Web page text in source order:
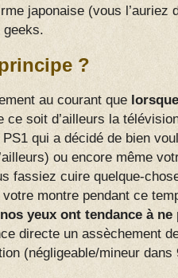
japonaise (vous l’auriez
geeks.
?
au courant que
ce soit d’ailleurs la
qui a décidé de bien
ou encore même
fassiez cuire quelque-
montre pendant ce
nos yeux ont tendance à
directe un assèchement
(négligeable/mineur dans